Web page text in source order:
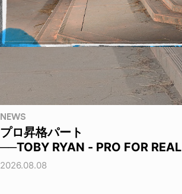
NEWS
プロ昇格パート
──TOBY RYAN - PRO FOR REAL
2026.08.08